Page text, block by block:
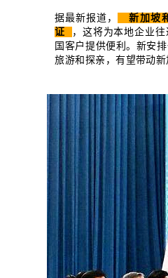
据最新报道，
新加坡
证
，这将为本地企业
国客户提供便利。新安
旅游和探亲，有望带动新